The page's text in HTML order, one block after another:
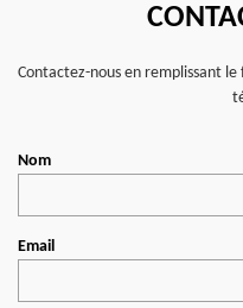
Contactez-nous en remplissant
Nom
Email